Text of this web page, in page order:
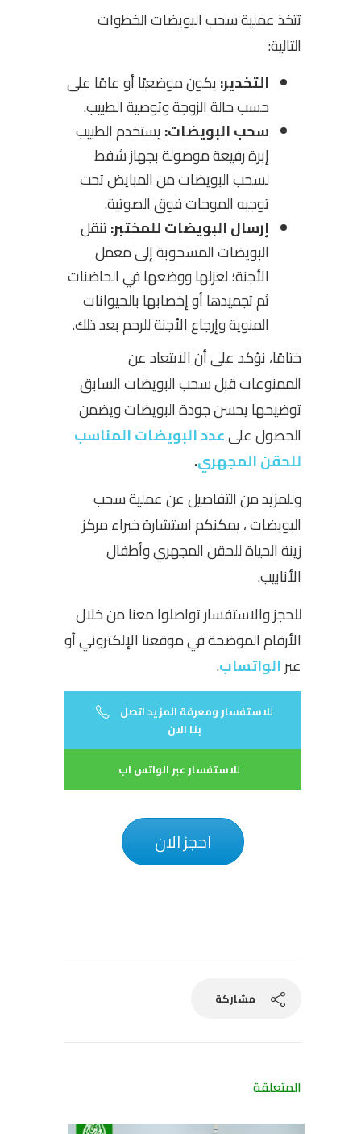
تتخذ عملية سحب البويضات الخطوات
التالية:
التخدير:يكون موضعيًا أو عامًا على
حسب حالة الزوجة وتوصية الطبيب.
سحب البويضات:يستخدم الطبيب
إبرة رفيعة موصولة بجهاز شفط
لسحب البويضات من المبايض تحت
توجيه الموجات فوق الصوتية.
إرسال البويضات للمختبر:تنقل
البويضات المسحوبة إلى معمل
الأجنة؛ لعزلها ووضعها في الحاضنات
ثم تجميدها أو إخصابها بالحيوانات
المنوية وإرجاع الأجنة للرحم بعد ذلك.
ختامًا، نؤكد على أن الابتعاد عن
الممنوعات قبل سحب البويضات السابق
توضيحها يحسن جودة البويضات ويضمن
الحصول علىعدد البويضات المناسب
للحقن المجهري.
وللمزيد من التفاصيل عن عملية سحب
البويضات ، يمكنكم استشارة خبراء مركز
زينة الحياة للحقن المجهري وأطفال
الأنابيب.
للحجز والاستفسار تواصلوا معنا من خلال
الأرقام الموضحة في موقعنا الإلكتروني أو
عبرالواتساب.
للاستفسار ومعرفة المزيد اتصل
بنا الان
للاستفسار عبر الواتس اب
احجز الان
مشاركة
المتعلقة